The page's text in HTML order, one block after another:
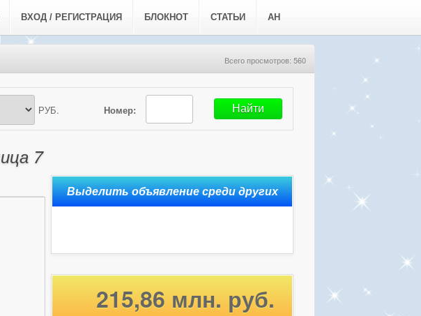
ВХОД / РЕГИСТРАЦИЯ БЛОКНОТ СТАТЬИ АН
Всего просмотров: 560
Номер:
РУБ.
7
215,86 млн. руб.